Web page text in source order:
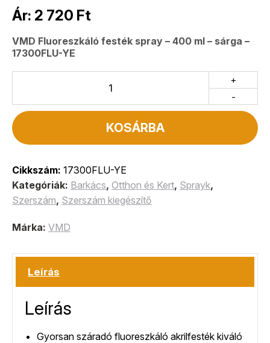
Ár: 2 720 Ft
VMD Fluoreszkáló festék spray – 400 ml – sárga –
17300FLU-YE
-
+
KOSÁRBA
Cikkszám: 17300FLU-YE
Kategóriák: Barkács, Otthon és Kert, Sprayk,
Szerszám, Szerszám kiegészítő
Márka: VMD
Leírás
Leírás
Gyorsan száradó fluoreszkáló akrilfesték kiváló